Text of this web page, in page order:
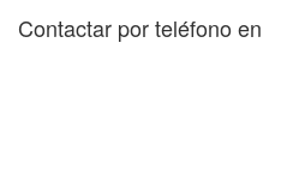
Contactar por teléfono en